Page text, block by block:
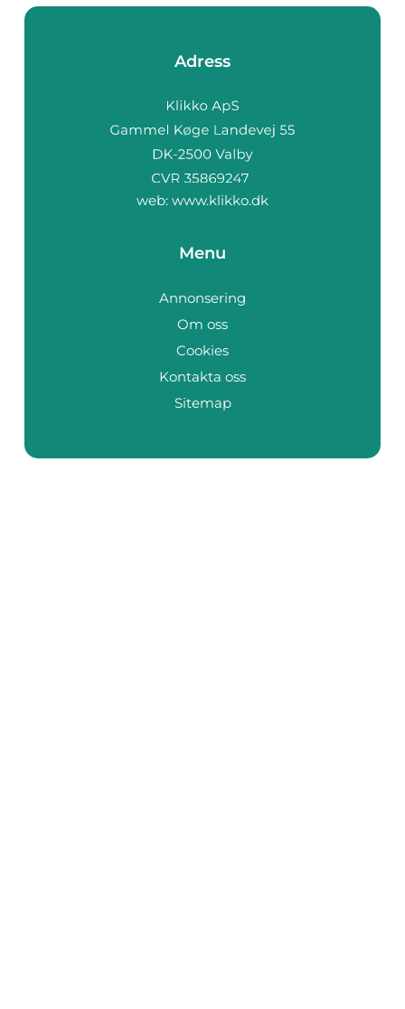
Adress
web: www.klikko.dk
Menu
Annonsering
Om oss
Cookies
Kontakta oss
Sitemap